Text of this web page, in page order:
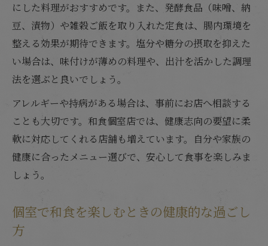
にした料理がおすすめです。また、発酵食品（味噌、納
豆、漬物）や雑穀ご飯を取り入れた定食は、腸内環境を
整える効果が期待できます。塩分や糖分の摂取を抑えた
い場合は、味付けが薄めの料理や、出汁を活かした調理
法を選ぶと良いでしょう。
アレルギーや持病がある場合は、事前にお店へ相談する
ことも大切です。和食個室店では、健康志向の要望に柔
軟に対応してくれる店舗も増えています。自分や家族の
健康に合ったメニュー選びで、安心して食事を楽しみま
しょう。
個室で和食を楽しむときの健康的な過ごし
方